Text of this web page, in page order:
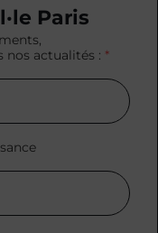
Paris
nos actualités :